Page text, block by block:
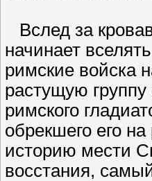
Вслед за
начинает
римские войска
растущую
римского
обрекшего его
историю мести
восстания,